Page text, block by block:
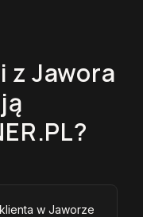
z Jawora
w Jaworze